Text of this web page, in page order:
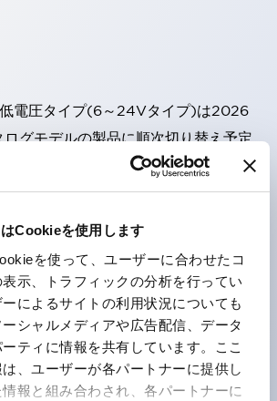
Cookieを使用します
を使って、ユーザーに合わせたコ
示、トラフィックの分析を行ってい
によるサイトの利用状況についても
シャルメディアや広告配信、データ
ティに情報を共有しています。ここ
、ユーザーが各パートナーに提供し
報と組み合わされ、各パートナーに
電圧タイプ(6～24Vタイプ)は2026
ログモデルの製品に順次切り替え予定
球が搭載可能になり、ダイレクト
電圧が最大240Vまで対応可能になり
線工数を大幅に削減。
をこなすLED球（LSRD球）。これま
ていたLED球を、1色のLED球で各色
にしました。